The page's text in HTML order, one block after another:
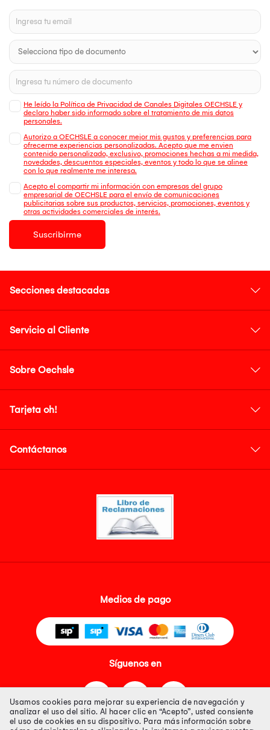
He leído la Política de Privacidad de Canales Digitales OECHSLE y
declaro haber sido informado sobre el tratamiento de mis datos
personales.
Autorizo a OECHSLE a conocer mejor mis gustos y preferencias para
ofrecerme experiencias personalizadas. Acepto que me envien
contenido personalizado, exclusivo, promociones hechas a mi medida,
novedades, descuentos especiales, eventos y todo lo que se alinee
con lo que realmente me interesa.
Acepto el compartir mi información con empresas del grupo
empresarial de OECHSLE para el envío de comunicaciones
publicitarias sobre sus productos, servicios, promociones, eventos y
otras actividades comerciales de interés.
Suscribirme
Secciones destacadas
Servicio al Cliente
Sobre Oechsle
Tarjeta oh!
Contáctanos
Medios de pago
Síguenos en
Usamos cookies para mejorar su experiencia de navegación y
analizar el uso del sitio. Al hacer clic en “Acepto”, usted consiente
el uso de cookies en su dispositivo. Para más información sobre